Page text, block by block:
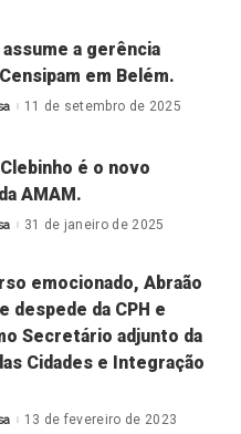
a gerência
em Belém.
11 de setembro de 2025
é o novo
AMAM.
31 de janeiro de 2025
emocionado, Abraão
despede da CPH e
Secretário adjunto da
Cidades e Integração
13 de fevereiro de 2023